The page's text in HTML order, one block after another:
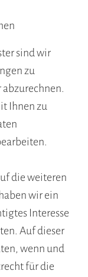
sind wir
zu
Ihnen zu
die weiteren
wir ein
Interesse
Auf dieser
wenn und
für die